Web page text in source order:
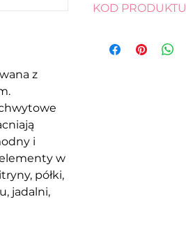
z
i
w
półki,
jadalni,
długość: 206,5 cm
KOD PRODUKTU
S128-LOZ/140-